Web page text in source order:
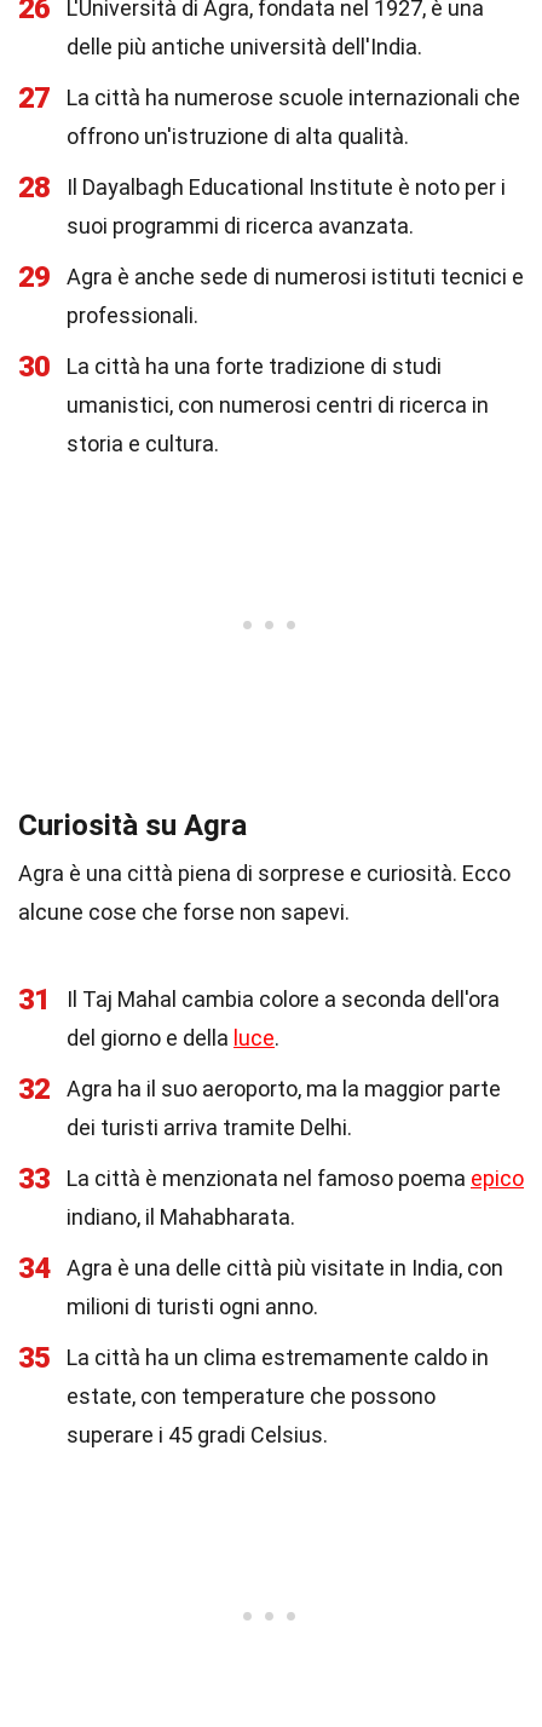
26
L'Università di Agra, fondata nel 1927, è una
delle più antiche università dell'India.
27
La città ha numerose scuole internazionali che
offrono un'istruzione di alta qualità.
28
Il Dayalbagh Educational Institute è noto per i
suoi programmi di ricerca avanzata.
29
Agra è anche sede di numerosi istituti tecnici e
professionali.
30
La città ha una forte tradizione di studi
umanistici, con numerosi centri di ricerca in
storia e cultura.
Curiosità su Agra
Agra è una città piena di sorprese e curiosità. Ecco
alcune cose che forse non sapevi.
31
Il Taj Mahal cambia colore a seconda dell'ora
del giorno e della luce.
32
Agra ha il suo aeroporto, ma la maggior parte
dei turisti arriva tramite Delhi.
33 La città è menzionata nel famoso poema epico
indiano, il Mahabharata.
34
Agra è una delle città più visitate in India, con
milioni di turisti ogni anno.
35
La città ha un clima estremamente caldo in
estate, con temperature che possono
superare i 45 gradi Celsius.